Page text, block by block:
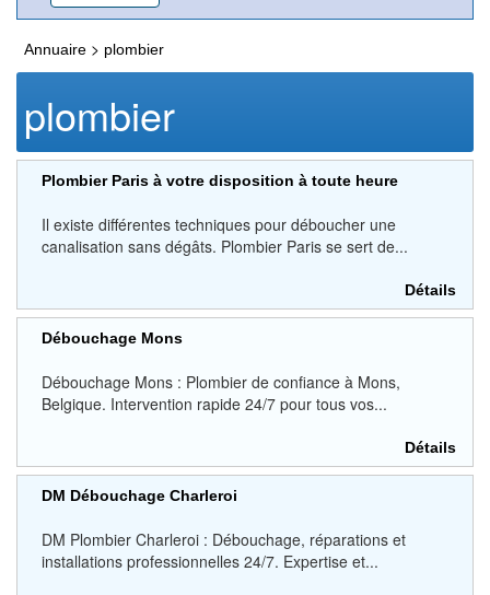
Annuaire > plombier
plombier
Plombier Paris à votre disposition à toute heure
Il existe différentes techniques pour déboucher une
canalisation sans dégâts. Plombier Paris se sert de...
Détails
Débouchage Mons
Débouchage Mons : Plombier de confiance à Mons,
Belgique. Intervention rapide 24/7 pour tous vos...
Détails
DM Débouchage Charleroi
DM Plombier Charleroi : Débouchage, réparations et
installations professionnelles 24/7. Expertise et...